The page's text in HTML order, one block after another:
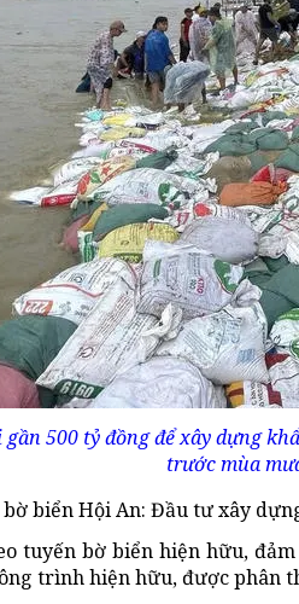
gần 500 tỷ đồng để xây dựng
trước mùa
biển Hội An: Đầu tư xây
tuyến bờ biển hiện hữu,
trình hiện hữu, được phân